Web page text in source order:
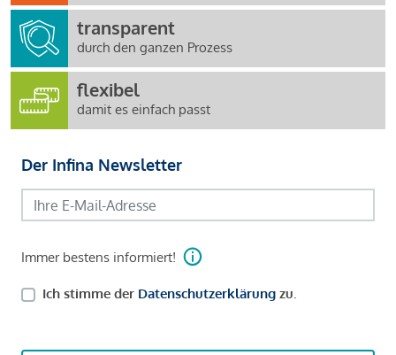
transparent
durch den ganzen Prozess
flexibel
damit es einfach passt
Der Infina Newsletter
Immer bestens informiert!
Ich stimme der Datenschutzerklärung zu.